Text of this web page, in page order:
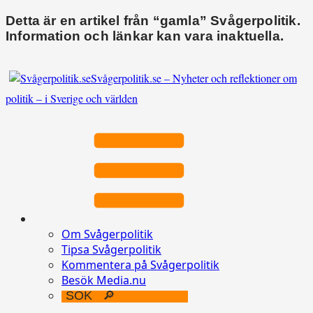
Detta är en artikel från “gamla” Svågerpolitik.
Information och länkar kan vara inaktuella.
Svågerpolitik.se – Nyheter och reflektioner om
politik – i Sverige och världen
Om Svågerpolitik
Tipsa Svågerpolitik
Kommentera på Svågerpolitik
Besök Media.nu